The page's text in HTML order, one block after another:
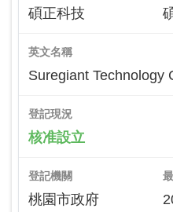
碩正科技
英文名稱
Suregiant Technology
登記現況
核准設立
登記機關
桃園市政府